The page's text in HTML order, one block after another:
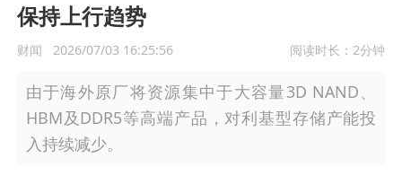
保持上行趋势
财闻 2026/07/03 16:25:56 阅读时长： 2分钟
由于海外原厂将资源集中于大容量3D NAND、
HBM及DDR5等高端产品，对利基型存储产能投
入持续减少。